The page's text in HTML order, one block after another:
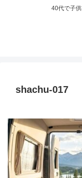
40代で子供
shachu-017